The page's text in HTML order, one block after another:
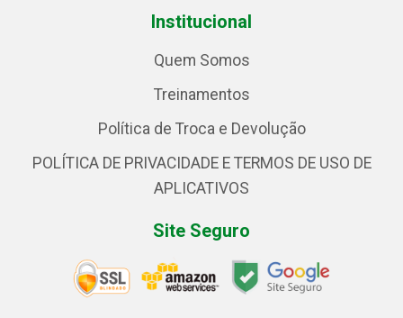
Institucional
Quem Somos
Treinamentos
Política de Troca e Devolução
POLÍTICA DE PRIVACIDADE E TERMOS DE USO DE
APLICATIVOS
Site Seguro